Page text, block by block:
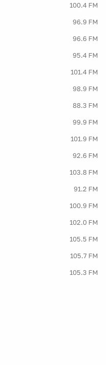
100.4 FM
96.9 FM
96.6 FM
95.4 FM
101.4 FM
98.9 FM
88.3 FM
99.9 FM
101.9 FM
92.6 FM
103.8 FM
91.2 FM
100.9 FM
102.0 FM
105.5 FM
105.7 FM
105.3 FM